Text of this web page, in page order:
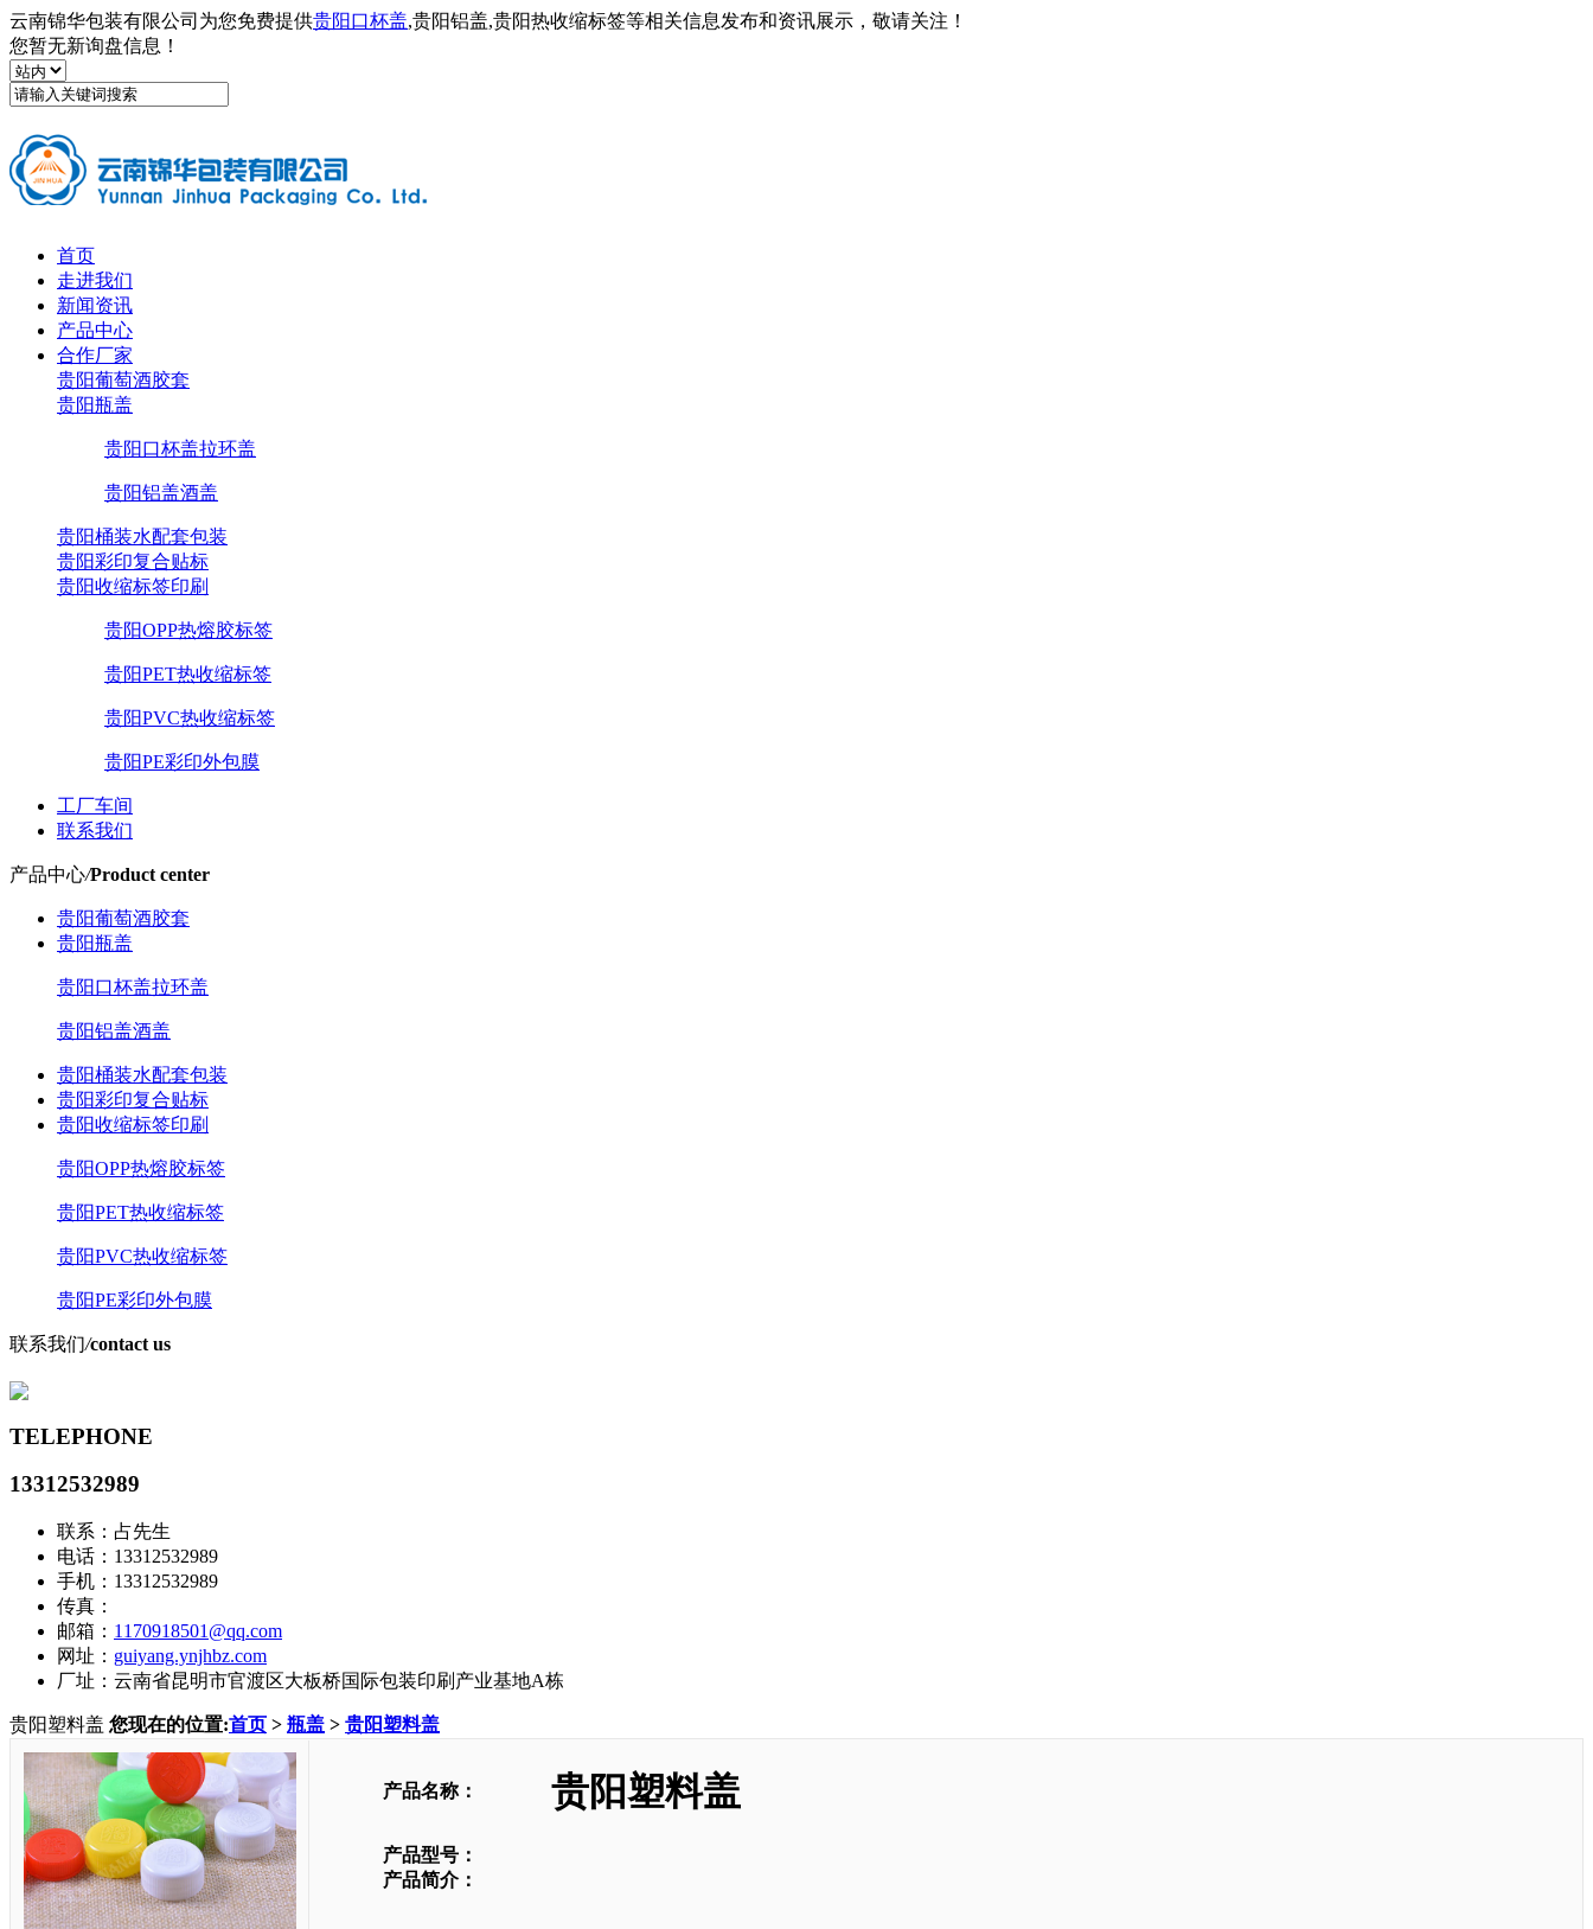
云南锦华包装有限公司为您免费提供贵阳口杯盖,贵阳铝盖,贵阳热收缩标签等相关信息发布和资讯展示，敬请关注！
您暂无新询盘信息！
首页
走进我们
新闻资讯
产品中心
合作厂家
贵阳葡萄酒胶套
贵阳瓶盖
贵阳口杯盖拉环盖
贵阳铝盖酒盖
贵阳桶装水配套包装
贵阳彩印复合贴标
贵阳收缩标签印刷
贵阳OPP热熔胶标签
贵阳PET热收缩标签
贵阳PVC热收缩标签
贵阳PE彩印外包膜
工厂车间
联系我们
产品中心/Product center
贵阳葡萄酒胶套
贵阳瓶盖
贵阳口杯盖拉环盖
贵阳铝盖酒盖
贵阳桶装水配套包装
贵阳彩印复合贴标
贵阳收缩标签印刷
贵阳OPP热熔胶标签
贵阳PET热收缩标签
贵阳PVC热收缩标签
贵阳PE彩印外包膜
联系我们/contact us
TELEPHONE
13312532989
联系：占先生
电话：13312532989
手机：13312532989
传真：
邮箱： 1170918501@qq.com
网址： guiyang.ynjhbz.com
厂址：云南省昆明市官渡区大板桥国际包装印刷产业基地A栋
贵阳塑料盖 您现在的位置:首页 > 瓶盖 > 贵阳塑料盖
产品名称： 贵阳塑料盖
产品型号：
产品简介：